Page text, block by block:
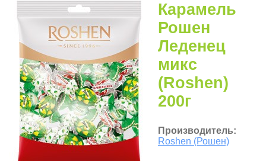
Карамель
Рошен
Леденец
микс
(Roshen)
200г
Производитель:
Roshen (Рошен)